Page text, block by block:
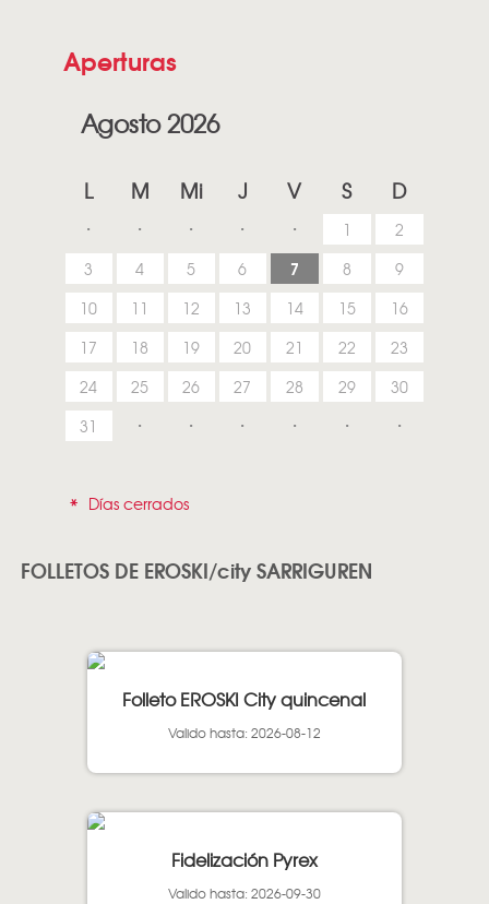
Aperturas
Agosto 2026
L M Mi J V S D
1
2
3
4 5 6 7 8
9
10
11 12 13 14 15
16
17
18 19 20 21 22
23
24
25 26 27 28 29
30
31
* Días cerrados
FOLLETOS DE EROSKI/city SARRIGUREN
Folleto EROSKI City quincenal
Valido hasta: 2026-08-12
Fidelización Pyrex
Valido hasta: 2026-09-30